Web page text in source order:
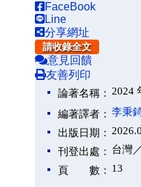
FaceBook
Line
分享網址
請收錄全文
意見回饋
友善列印
論著名稱： 2024
編著譯者： 李秉
出版日期：
刊登出處： 台灣／
頁 數： 13